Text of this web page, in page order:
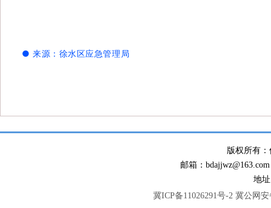
● 来源： 徐水区应急管理局
版权所有
邮箱：
地
冀ICP备11026291号-2 冀公网安